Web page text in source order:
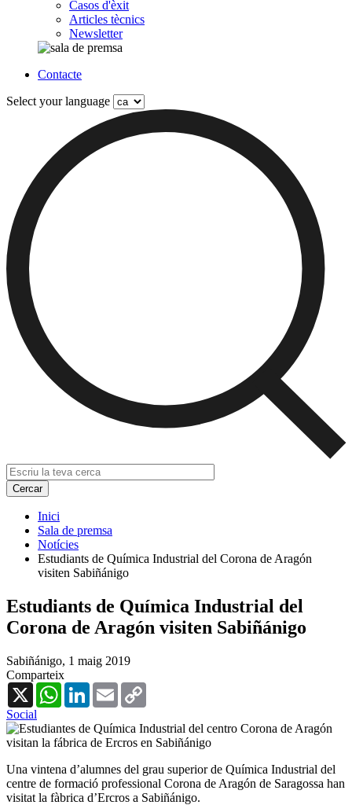
Casos d'èxit
Articles tècnics
Newsletter
Contacte
Select your language
Inici
Sala de premsa
Notícies
Estudiants de Química Industrial del Corona de Aragón
visiten Sabiñánigo
Estudiants de Química Industrial del
Corona de Aragón visiten Sabiñánigo
Sabiñánigo, 1 maig 2019
Comparteix
X
WhatsAppLinkedInEmail
Social
Una vintena d’alumnes del grau superior de Química Industrial del
centre de formació professional Corona de Aragón de Saragossa han
visitat la fàbrica d’Ercros a Sabiñánigo.